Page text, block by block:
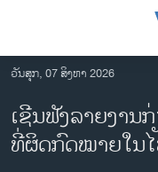
ເຂົ້າ
ຫາ
ຂ້າມ
ຂ້າມ
ລາວ
ອາເມຣິກາ
ວັນສຸກ, 07 ສິງຫາ 2026
ເຊີນຟັງລາຍງານ
ທີ່ຜິດກົດໝາຍໃນ